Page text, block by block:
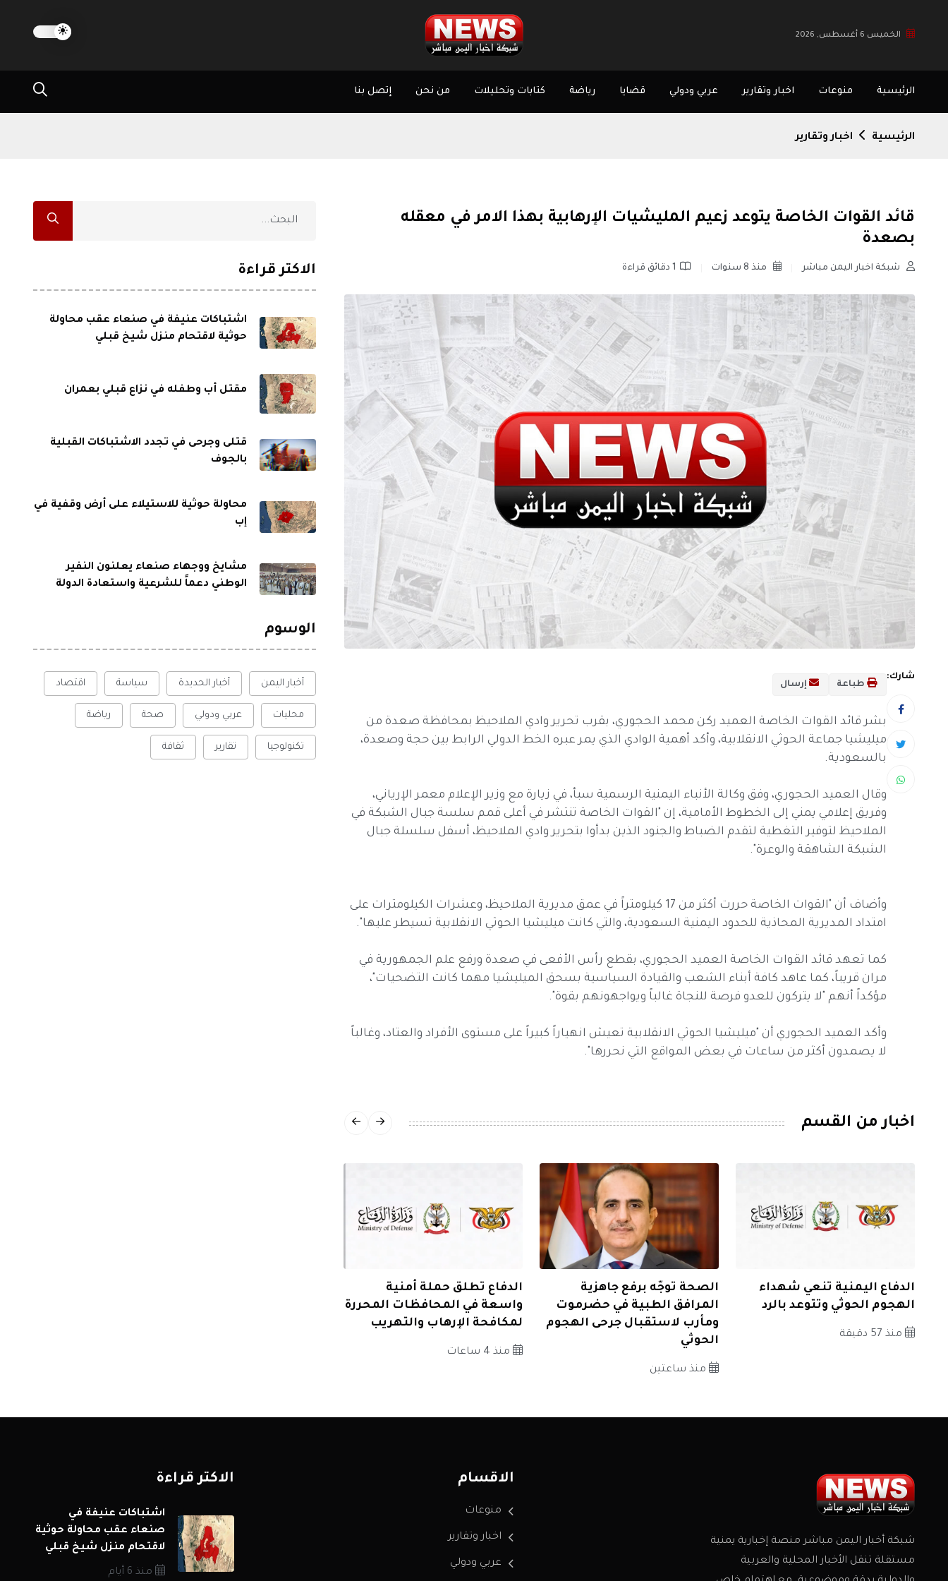
الخميس 6 أغسطس, 2026
الرئيسية منوعات اخبار وتقارير عربي ودولي قضايا رياضة كتابات وتحليلات من نحن إتصل بنا
الرئيسية اخبار وتقارير
قائد القوات الخاصة يتوعد زعيم المليشيات الإرهابية بهذا الامر في معقله
بصعدة
شبكة اخبار اليمن مباشر منذ 8 سنوات 1 دقائق قراءة
شارك:
طباعة إرسال
بشر قائد القوات الخاصة العميد ركن محمد الحجوري، بقرب تحرير وادي الملاحيظ بمحافظة صعدة من
ميليشيا جماعة الحوثي الانقلابية، وأكد أهمية الوادي الذي يمر عبره الخط الدولي الرابط بين حجة وصعدة،
بالسعودية.
وقال العميد الحجوري، وفق وكالة الأنباء اليمنية الرسمية سبأ، في زيارة مع وزير الإعلام معمر الإرياني،
وفريق إعلامي يمني إلى الخطوط الأمامية، إن "القوات الخاصة تنتشر في أعلى قمم سلسة جبال الشبكة في
الملاحيظ لتوفير التغطية لتقدم الضباط والجنود الذين بدأوا بتحرير وادي الملاحيظ، أسفل سلسلة جبال
الشبكة الشاهقة والوعرة".
وأضاف أن "القوات الخاصة حررت أكثر من 17 كيلومتراً في عمق مديرية الملاحيظ، وعشرات الكيلومترات على
امتداد المديرية المحاذية للحدود اليمنية السعودية، والتي كانت ميليشيا الحوثي الانقلابية تسيطر عليها".
كما تعهد قائد القوات الخاصة العميد الحجوري، بقطع رأس الأفعى في صعدة ورفع علم الجمهورية في
مران قريباً، كما عاهد كافة أبناء الشعب والقيادة السياسية بسحق الميليشيا مهما كانت التضحيات"،
مؤكداً أنهم "لا يتركون للعدو فرصة للنجاة غالباً ويواجهونهم بقوة".
وأكد العميد الحجوري أن "ميليشيا الحوثي الانقلابية تعيش انهياراً كبيراً على مستوى الأفراد والعتاد، وغالباً
لا يصمدون أكثر من ساعات في بعض المواقع التي نحررها".
اخبار من القسم
الدفاع اليمنية تنعي شهداء
الهجوم الحوثي وتتوعد بالرد
منذ 57 دقيقة
الصحة توجّه برفع جاهزية
المرافق الطبية في حضرموت
ومأرب لاستقبال جرحى الهجوم
الحوثي
منذ ساعتين
الدفاع تطلق حملة أمنية
واسعة في المحافظات المحررة
لمكافحة الإرهاب والتهريب
منذ 4 ساعات
الاكثر قراءة
اشتباكات عنيفة في صنعاء عقب محاولة
حوثية لاقتحام منزل شيخ قبلي
مقتل أب وطفله في نزاع قبلي بعمران
قتلى وجرحى في تجدد الاشتباكات القبلية
بالجوف
محاولة حوثية للاستيلاء على أرض وقفية في
إب
مشايخ ووجهاء صنعاء يعلنون النفير
الوطني دعماً للشرعية واستعادة الدولة
الوسوم
أخبار اليمن أخبار الحديدة سياسة اقتصاد
محليات عربي ودولي صحة رياضة
تكنولوجيا تقارير ثقافة
شبكة أخبار اليمن مباشر منصة إخبارية يمنية
مستقلة تنقل الأخبار المحلية والعربية
الاقسام
منوعات
اخبار وتقارير
عربي ودولي
الاكثر قراءة
اشتباكات عنيفة في
صنعاء عقب محاولة حوثية
لاقتحام منزل شيخ قبلي
منذ 6 أيام